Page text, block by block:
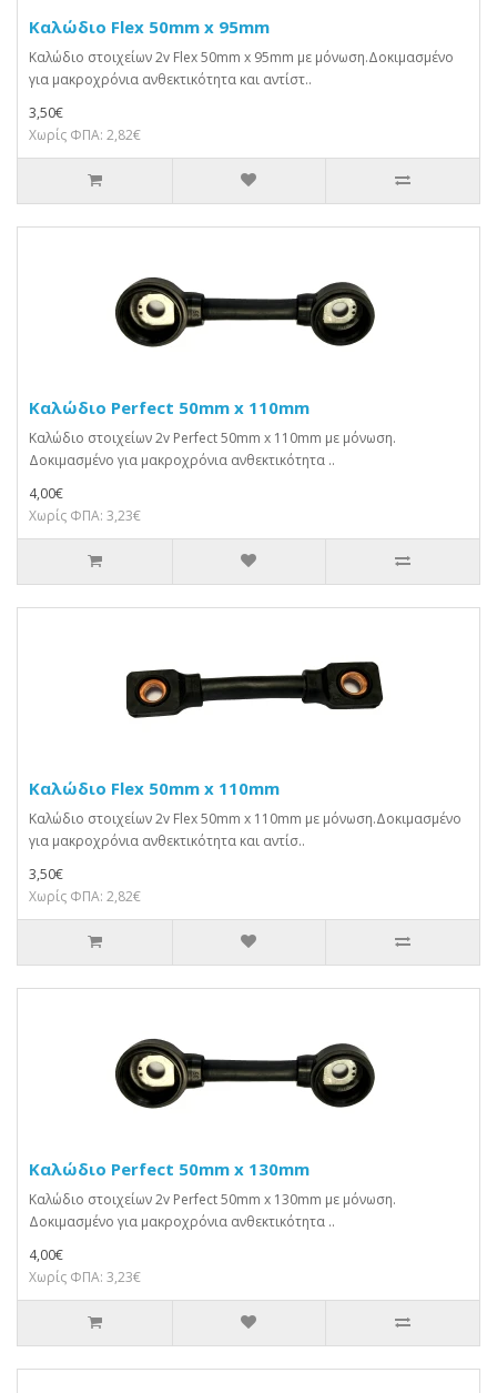
Καλώδιο Flex 50mm x 95mm
Καλώδιο στοιχείων 2v Flex 50mm x 95mm με μόνωση.Δοκιμασμένο
για μακροχρόνια ανθεκτικότητα και αντίστ..
3,50€
Χωρίς ΦΠΑ: 2,82€
Καλώδιο Perfect 50mm x 110mm
Καλώδιο στοιχείων 2v Perfect 50mm x 110mm με μόνωση.
Δοκιμασμένο για μακροχρόνια ανθεκτικότητα ..
4,00€
Χωρίς ΦΠΑ: 3,23€
Καλώδιο Flex 50mm x 110mm
Καλώδιο στοιχείων 2v Flex 50mm x 110mm με μόνωση.Δοκιμασμένο
για μακροχρόνια ανθεκτικότητα και αντίσ..
3,50€
Χωρίς ΦΠΑ: 2,82€
Καλώδιο Perfect 50mm x 130mm
Καλώδιο στοιχείων 2v Perfect 50mm x 130mm με μόνωση.
Δοκιμασμένο για μακροχρόνια ανθεκτικότητα ..
4,00€
Χωρίς ΦΠΑ: 3,23€